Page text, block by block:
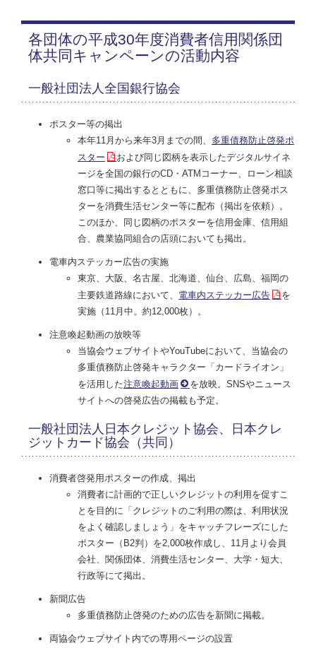
各団体の平成30年度消費者信用関係団
体共同キャンペーンの活動内容
一般社団法人全国銀行協会
ポスター等の掲出
本年11月から来年3月までの間、 多重債務防止啓発ポ
スター
および同じ図柄を表示したデジタルサイネ
ージを全国の銀行のCD・ATMコーナー、ローン相談
窓口等に掲出するとともに、多重債務防止啓発ポス
ターを消費生活センター等に配布（掲出を依頼）。
このほか、同じ図柄のポスターを信用金庫、信用組
合、農業協同組合の店頭においても掲出。
電車内ステッカー広告の実施
東京、大阪、名古屋、北海道、仙台、広島、福岡の
主要鉄道路線において、 電車内ステッカー広告
を
実施（11月中。約12,000枚）。
注意喚起動画の放映等
当協会ウェブサイトやYouTubeにおいて、当協会の
多重債務防止啓発キャラクター「カードライオン」
を活用した注意喚起動画
を放映。SNSやニュース
サイトへの啓発広告の掲載も予定。
一般社団法人日本クレジット協会、日本クレ
ジットカード協会（共同）
消費者啓発用ポスターの作成、掲出
消費者に計画的で正しいクレジットの利用を促すこ
とを目的に「クレジットのご利用の際は、利用状況
をよく確認しましょう」をキャッチフレーズにした
ポスター（B2判）を2,000枚作成し、11月より会員
会社、関係団体、消費生活センター、大学・短大、
行政等にて掲出。
新聞広告
多重債務防止啓発のための広告を新聞に掲載。
両協会ウェブサイト内での専用ページの設置